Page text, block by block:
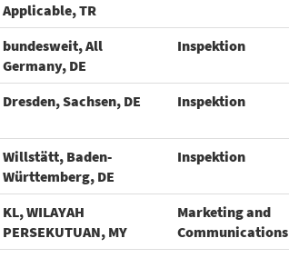
Applicable, TR
bundesweit, All
Germany, DE
Inspektion
Dresden, Sachsen, DE Inspektion
Willstätt, Baden-
Württemberg, DE
Inspektion
KL, WILAYAH
PERSEKUTUAN, MY
Marketing and
Communications